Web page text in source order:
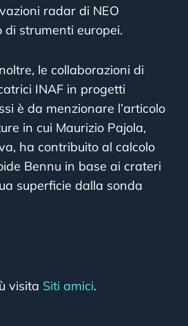
radar di NEO
di strumenti europei.
le collaborazioni di
INAF in progetti
è da menzionare l’articolo
in cui Maurizio Pajola,
ha contribuito al calcolo
Bennu in base ai crateri
superficie dalla sonda
visita Siti amici.